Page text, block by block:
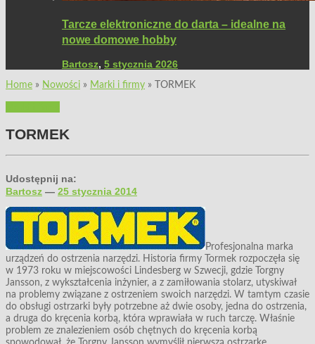
Tarcze elektroniczne do darta – idealne na
nowe domowe hobby
Bartosz, 5 stycznia 2026
Home » Nowości » Marki i firmy » TORMEK
TORMEK
Udostępnij na:
Bartosz — 25 stycznia 2014
Profesjonalna marka
urządzeń do ostrzenia narzędzi. Historia firmy Tormek rozpoczęła się
w 1973 roku w miejscowości Lindesberg w Szwecji, gdzie Torgny
Jansson, z wykształcenia inżynier, a z zamiłowania stolarz, utyskiwał
na problemy związane z ostrzeniem swoich narzędzi. W tamtym czasie
do obsługi ostrzarki były potrzebne aż dwie osoby, jedna do ostrzenia,
a druga do kręcenia korbą, która wprawiała w ruch tarczę. Właśnie
problem ze znalezieniem osób chętnych do kręcenia korbą